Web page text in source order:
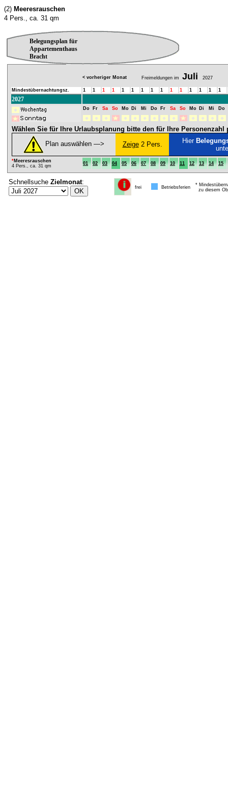
(2) Meeresrauschen
4 Pers., ca. 31 qm
Belegungsplan für
Appartementhaus
Bracht
< vorheriger Monat Freimeldungen im Juli 2027
Mindestübernachtungsz. 1 1 1 1 1 1 1 1 1 1 1 1 1 1 1
2027
Do Fr Sa So Mo Di Mi Do Fr Sa So Mo Di Mi Do
Wählen Sie für Ihre Urlaubsplanung bitte den für Ihre Personenzahl
Plan auswählen ―>
Zeige2 Pers. Hier
*Meeresrauschen
4 Pers., ca. 31 qm
01 02 03 04 05 06 07 08 09 10 11 12 13 14 15
Schnellsuche Zielmonat:
frei Betriebsferien
*
zu diesem